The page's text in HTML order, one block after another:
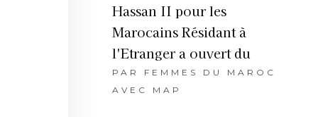
Hassan II pour les
Marocains Résidant à
l'Etranger a ouvert du
PAR FEMMES DU MAROC
AVEC MAP